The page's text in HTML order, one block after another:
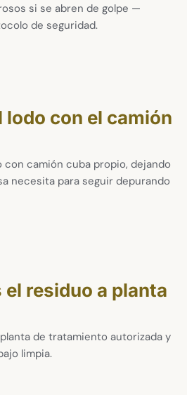
si se abren de golpe —
de seguridad.
con el camión
con camión cuba propio, dejando
necesita para seguir depurando
residuo a planta
de tratamiento autorizada y
limpia.